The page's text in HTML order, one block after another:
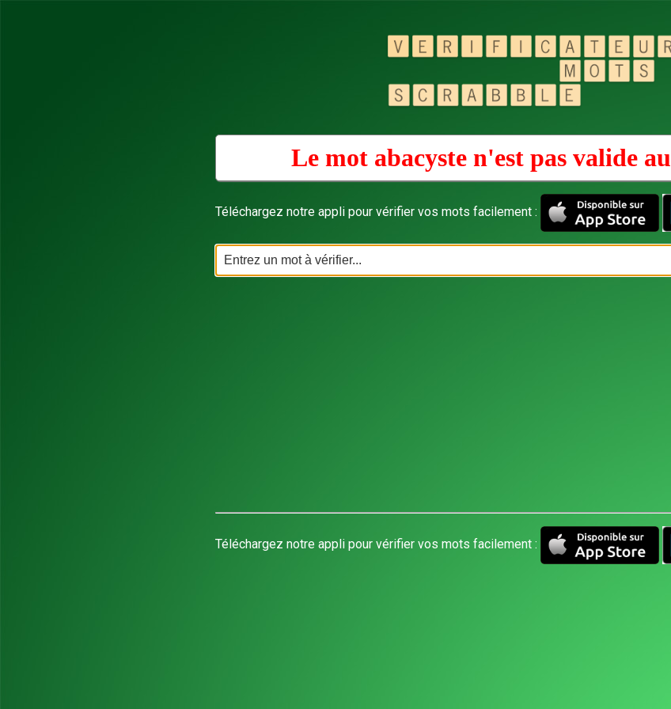
Le mot abacyste n'est pas valide au
Téléchargez notre appli pour vérifier vos mots facilement :
Téléchargez notre appli pour vérifier vos mots facilement :